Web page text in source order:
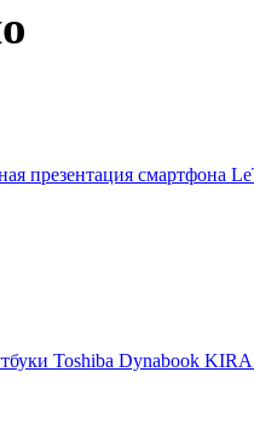
презентация смартфона
Toshiba Dynabook KIRA